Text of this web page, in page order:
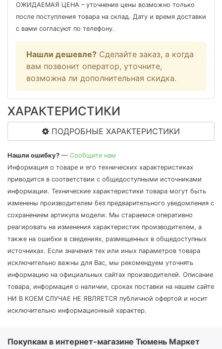
ОЖИДАЕМАЯ ЦЕНА – уточнение цены возможно только
после поступления товара на склад. Дату и время доставки
с вами согласуют по телефону.
Нашли дешевле? Сделайте заказ, а когда
вам позвонит оператор, уточните,
возможна ли дополнительная скидка.
ХАРАКТЕРИСТИКИ
ПОДРОБНЫЕ ХАРАКТЕРИСТИКИ
Нашли ошибку? — Сообщите нам
Информация о товаре и его технических характеристиках
приводится в соответствии с общедоступными источниками
информации. Технические характеристики товара могут быть
изменены производителем без предварительного уведомления с
сохранением артикула модели. Мы стараемся оперативно
реагировать на изменения характеристик производителем, а
также на ошибки в сведениях, размещенных в общедоступных
источниках. Если значения тех или иных параметров товара
исключительно важны для Вас, мы рекомендуем уточнять
информацию на официальных сайтах производителей. Описание
товара, информация о наличии, сроках поставки на нашем сайте
НИ В КОЕМ СЛУЧАЕ НЕ ЯВЛЯЕТСЯ публичной офертой и носит
исключительно информационный характер.
Покупкам в интернет-магазине Тюмень Маркет